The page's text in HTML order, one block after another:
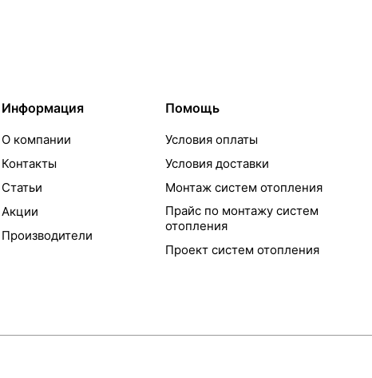
Информация
О компании
Контакты
Статьи
Акции
Производители
Помощь
Условия оплаты
Условия доставки
Монтаж систем отопления
Прайс по монтажу систем
отопления
Проект систем отопления